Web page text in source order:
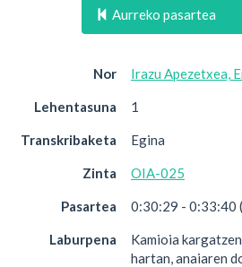
Aurreko pasartea
Nor Irazu Apezetxea,
Lehentasuna 1
Transkribaketa Egina
Zinta OIA-025
Pasartea 0:30:29 - 0:33:40
Laburpena
Kamioia
hartan, anaiaren